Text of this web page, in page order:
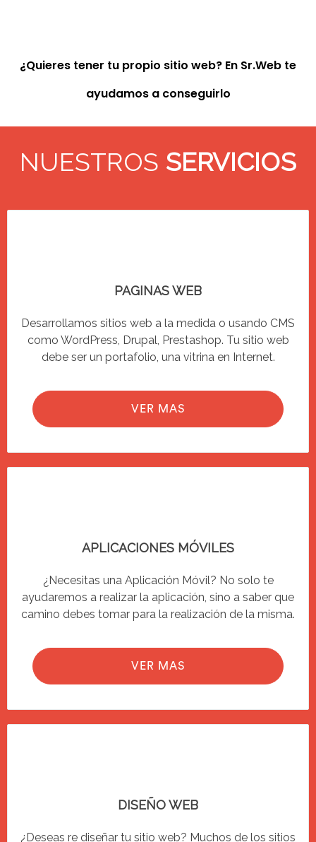
¿Quieres tener tu propio sitio web? En Sr.Web te
ayudamos a conseguirlo
NUESTROS SERVICIOS
PAGINAS WEB
Desarrollamos sitios web a la medida o usando CMS
como WordPress, Drupal, Prestashop. Tu sitio web
debe ser un portafolio, una vitrina en Internet.
VER MAS
APLICACIONES MÓVILES
¿Necesitas una Aplicación Móvil? No solo te
ayudaremos a realizar la aplicación, sino a saber que
camino debes tomar para la realización de la misma.
VER MAS
DISEÑO WEB
¿Deseas re diseñar tu sitio web? Muchos de los sitios